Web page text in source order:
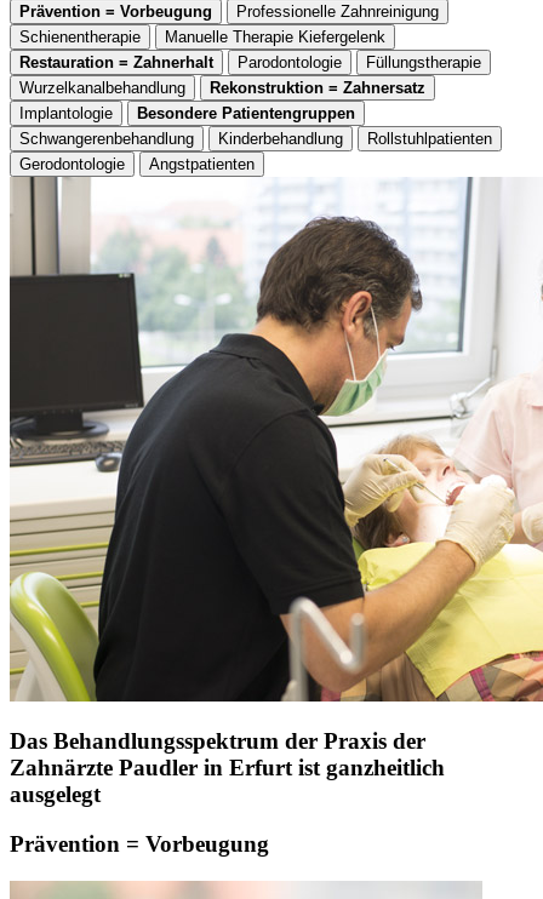
Prävention = Vorbeugung
Professionelle Zahnreinigung
Schienentherapie
Manuelle Therapie Kiefergelenk
Restauration = Zahnerhalt
Parodontologie
Füllungstherapie
Wurzelkanalbehandlung
Rekonstruktion = Zahnersatz
Implantologie
Besondere Patientengruppen
Schwangerenbehandlung
Kinderbehandlung
Rollstuhlpatienten
Gerodontologie
Angstpatienten
Das Behandlungsspektrum der Praxis der
Zahnärzte Paudler in Erfurt ist ganzheitlich
ausgelegt
Prävention = Vorbeugung